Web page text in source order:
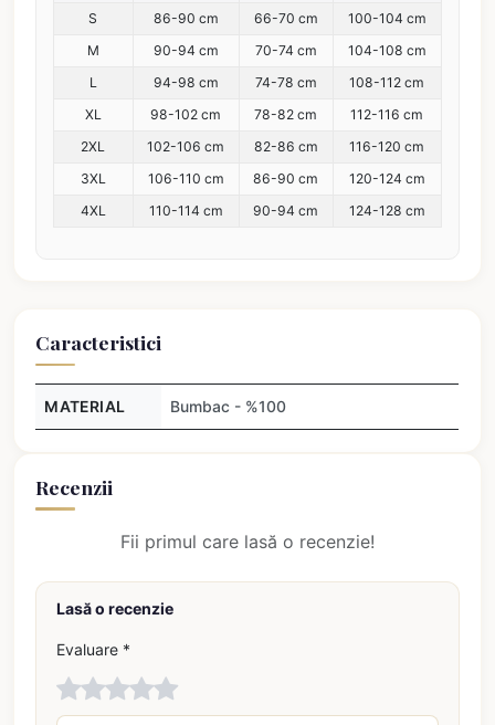
S 86-90 cm 66-70 cm
100-104 cm
M
90-94 cm 70-74 cm
104-108 cm
L
94-98 cm 74-78 cm
108-112 cm
XL
98-102 cm 78-82 cm
112-116 cm
2XL
102-106 cm 82-86 cm
116-120 cm
3XL
106-110 cm 86-90 cm
120-124 cm
4XL
110-114 cm 90-94 cm 124-128 cm
Caracteristici
MATERIAL Bumbac - %100
Recenzii
Fii primul care lasă o recenzie!
Lasă o recenzie
Evaluare *